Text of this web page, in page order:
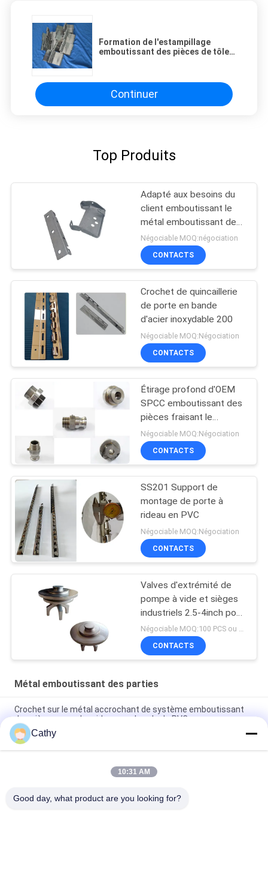
Formation de l'estampillage
emboutissant des pièces de tôle,
soudure
Continuer
Top Produits
Adapté aux besoins du
client emboutissant le
métal emboutissant des
pièces des véhicules à
moteur, médical
Négociable MOQ:négociation
CONTACTS
Crochet de quincaillerie
de porte en bande
d'acier inoxydable 200
Négociable MOQ:Négociation
CONTACTS
Étirage profond d'OEM
SPCC emboutissant des
pièces fraisant le
prototypage rapide de
rotation
Négociable MOQ:Négociation
CONTACTS
SS201 Support de
montage de porte à
rideau en PVC
Négociable MOQ:Négociation
CONTACTS
Valves d'extrémité de
pompe à vide et sièges
industriels 2.5-4inch pour
le matériel de forage
Négociable MOQ:100 PCS ou négociation, nous pouvons fournir prélevons pour vous
CONTACTS
Métal emboutissant des parties
Crochet sur le métal accrochant de système emboutissant
des pièces pour des rideaux en bande de PVC
Pince à bascule en fer réglable, outil à main, pièces
d'estampage en métal, libération rapide
Parties d'emboutissage en métal Hasp Fermeture de serrure
Cathy
10:31 AM
Good day, what product are you looking for?